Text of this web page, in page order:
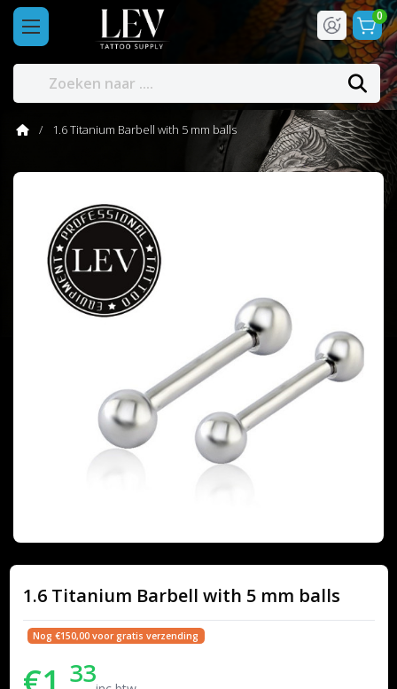
0
1.6 Titanium Barbell with 5 mm balls
1.6 Titanium Barbell with 5 mm balls
Nog €150,00 voor gratis verzending
33